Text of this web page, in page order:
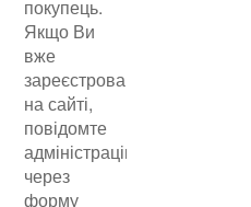
покупець.
Якщо Ви
вже
зареєстровані
на сайті,
повідомте
адміністрацію
через
форму